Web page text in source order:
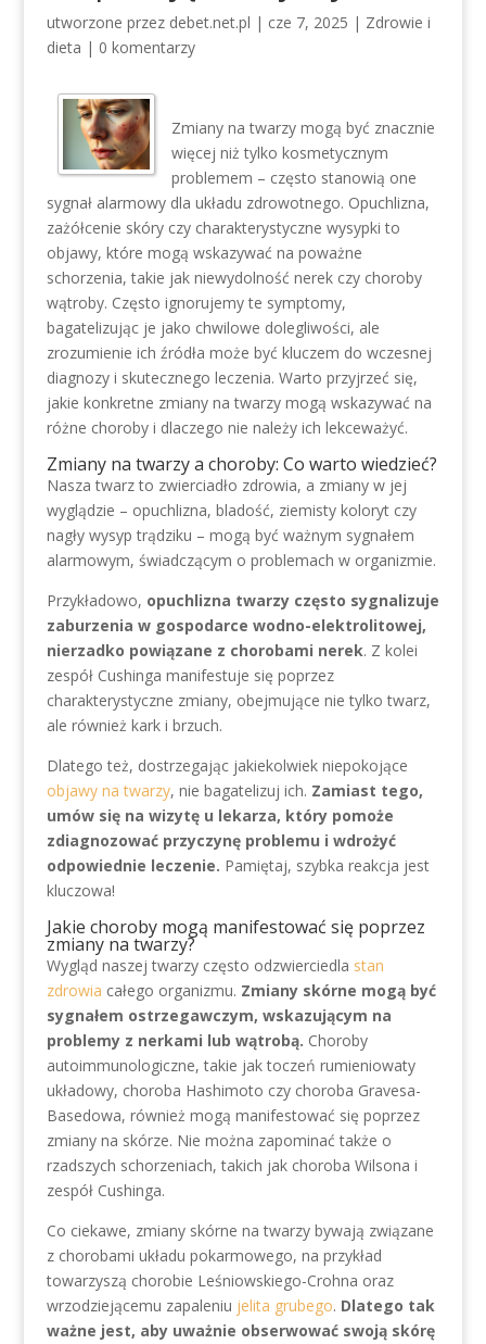
utworzone przez debet.net.pl | cze 7, 2025 | Zdrowie i
dieta | 0 komentarzy
Zmiany na twarzy mogą być znacznie
więcej niż tylko kosmetycznym
problemem – często stanowią one
sygnał alarmowy dla układu zdrowotnego. Opuchlizna,
zażółcenie skóry czy charakterystyczne wysypki to
objawy, które mogą wskazywać na poważne
schorzenia, takie jak niewydolność nerek czy choroby
wątroby. Często ignorujemy te symptomy,
bagatelizując je jako chwilowe dolegliwości, ale
zrozumienie ich źródła może być kluczem do wczesnej
diagnozy i skutecznego leczenia. Warto przyjrzeć się,
jakie konkretne zmiany na twarzy mogą wskazywać na
różne choroby i dlaczego nie należy ich lekceważyć.
Zmiany na twarzy a choroby: Co warto wiedzieć?
Nasza twarz to zwierciadło zdrowia, a zmiany w jej
wyglądzie – opuchlizna, bladość, ziemisty koloryt czy
nagły wysyp trądziku – mogą być ważnym sygnałem
alarmowym, świadczącym o problemach w organizmie.
Przykładowo, opuchlizna twarzy często sygnalizuje
zaburzenia w gospodarce wodno-elektrolitowej,
nierzadko powiązane z chorobami nerek. Z kolei
zespół Cushinga manifestuje się poprzez
charakterystyczne zmiany, obejmujące nie tylko twarz,
ale również kark i brzuch.
Dlatego też, dostrzegając jakiekolwiek niepokojące
objawy na twarzy, nie bagatelizuj ich. Zamiast tego,
umów się na wizytę u lekarza, który pomoże
zdiagnozować przyczynę problemu i wdrożyć
odpowiednie leczenie. Pamiętaj, szybka reakcja jest
kluczowa!
Jakie choroby mogą manifestować się poprzez
zmiany na twarzy?
Wygląd naszej twarzy często odzwierciedla stan
zdrowia całego organizmu. Zmiany skórne mogą być
sygnałem ostrzegawczym, wskazującym na
problemy z nerkami lub wątrobą. Choroby
autoimmunologiczne, takie jak toczeń rumieniowaty
układowy, choroba Hashimoto czy choroba Gravesa-
Basedowa, również mogą manifestować się poprzez
zmiany na skórze. Nie można zapominać także o
rzadszych schorzeniach, takich jak choroba Wilsona i
zespół Cushinga.
Co ciekawe, zmiany skórne na twarzy bywają związane
z chorobami układu pokarmowego, na przykład
towarzyszą chorobie Leśniowskiego-Crohna oraz
wrzodziejącemu zapaleniu jelita grubego. Dlatego tak
ważne jest, aby uważnie obserwować swoją skórę